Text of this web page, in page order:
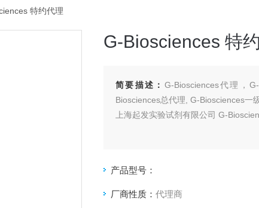
特约代理
G-Biosciences 特
简要描述： G-Biosciences代理，
Biosciences总代理, G-Biosciences一
上海起发实验试剂有限公司 G-
产品型号：
厂商性质： 代理商